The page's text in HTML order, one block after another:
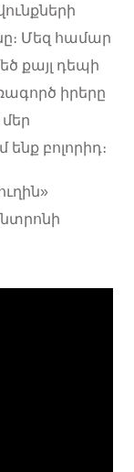
Մեզ համար
քայլ դեպի
իրերը
բոլորիդ։